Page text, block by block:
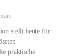
stellt heute für
praktische